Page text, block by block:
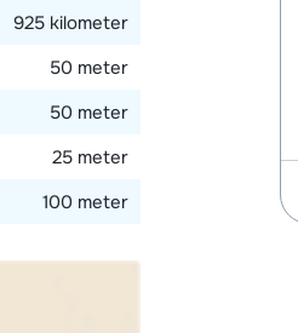
925 kilometer
50 meter
50 meter
25 meter
100 meter